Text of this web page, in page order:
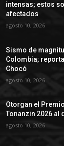
intensas; estos
afectados
agosto 10, 2026
Sismo de
Colombia;
Chocó
agosto 10, 2026
Otorgan el
Tonanzin 2026 al
agosto 10, 2026